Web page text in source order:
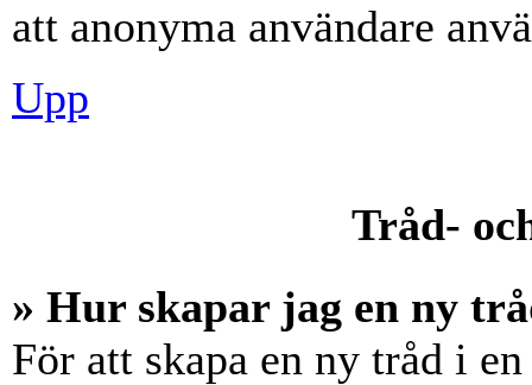
att anonyma användare
Upp
Tråd-
» Hur skapar jag en ny
För att skapa en ny tråd i